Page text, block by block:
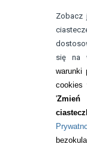
Zobacz
się na
warunki
cookies
'